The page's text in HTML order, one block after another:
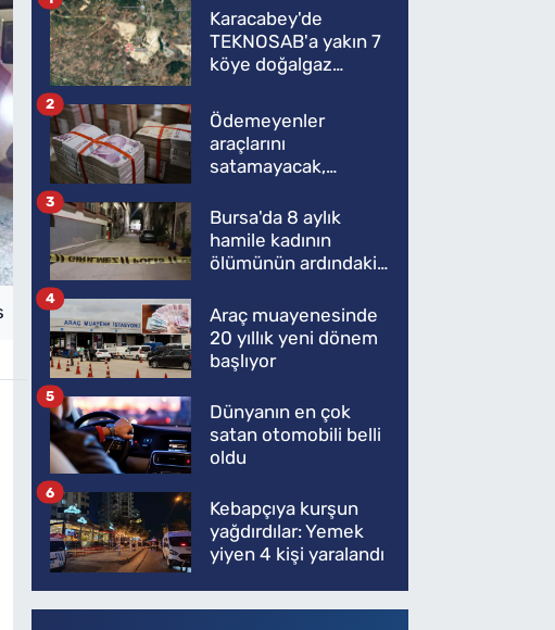
Karacabey'de
TEKNOSAB'a yakın 7
köye doğalgaz
Ödemeyenler
araçlarını
satamayacak,
2
Bursa'da 8 aylık
hamile kadının
ölümünün ardındaki
3
Araç muayenesinde
20 yıllık yeni dönem
başlıyor
4
Dünyanın en çok
satan otomobili belli
oldu
5
Kebapçıya kurşun
yağdırdılar: Yemek
yiyen 4 kişi yaralandı
6